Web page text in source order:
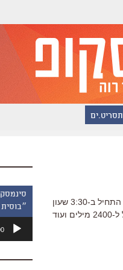
תסריט.ים
השידור החי נגמר. הטקס היה מאופק, אבל היו בו כמה הפתעות די מרעישות. הוא התחיל ב-3:30 שעון
ישראל והסתיים ב-7:23 בבוקר. ארבע שעות פחות שבע דקות. ודחסתי לכם את כל ל-2400 מילים ועוד
אודיו